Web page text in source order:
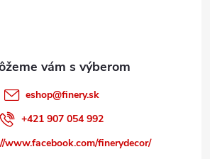
eshop@finery.sk
+421 907 054 992
www.facebook.com/finerydecor/